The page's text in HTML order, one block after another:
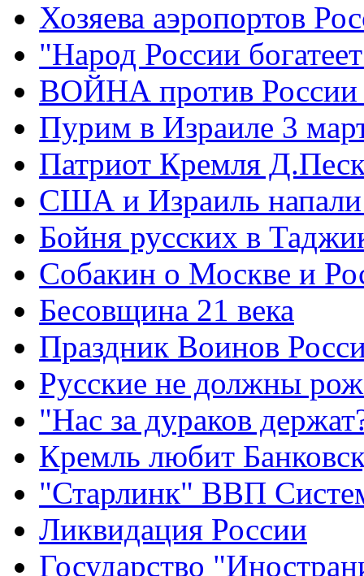
Хозяева аэропортов
"Народ России
ВОЙНА против России
Пурим в Израиле 3
Патриот Кремля
США и Израиль
Бойня русских в
Собакин о Москве и
Бесовщина 21 века
Праздник Воинов
Русские не должны
"Нас за дураков
Кремль любит
"Старлинк" ВВП
Ликвидация России
Государство